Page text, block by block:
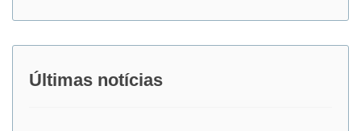
Últimas notícias